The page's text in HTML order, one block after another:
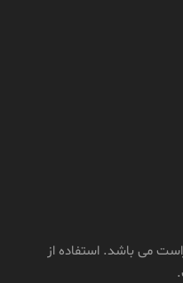
می باشد. استفاده از